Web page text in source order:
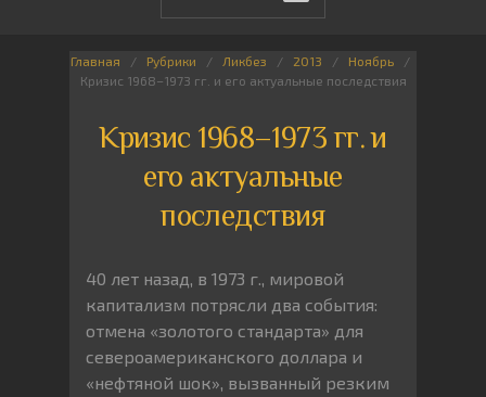
Главная Рубрики Ликбез 2013
Ноябрь
Кризис 1968–1973 гг. и его актуальные последствия
Кризис 1968–1973 гг. и
его актуальные
последствия
40 лет назад, в 1973 г., мировой
капитализм потрясли два события:
отмена «золотого стандарта» для
североамериканского доллара и
«нефтяной шок», вызванный резким